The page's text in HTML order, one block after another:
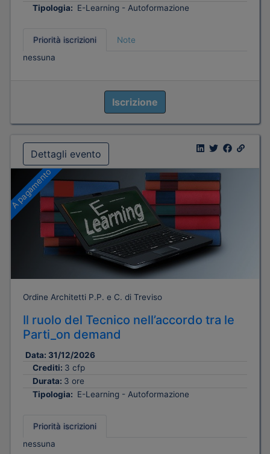
Tipologia: E-Learning - Autoformazione
Priorità iscrizioni
Note
nessuna
Iscrizione
Dettagli evento
A pagamento
Ordine Architetti P.P. e C. di Treviso
Il ruolo del Tecnico nell’accordo tra le
Parti_on demand
Data: 31/12/2026
Crediti: 3 cfp
Durata: 3 ore
Tipologia: E-Learning - Autoformazione
Priorità iscrizioni
nessuna